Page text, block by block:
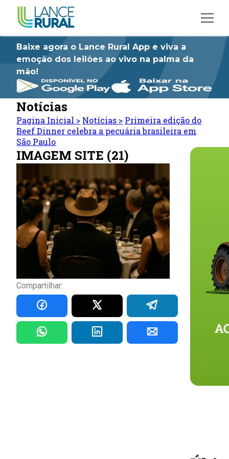
Baixe agora o Lance Rural App e viva a
emoção dos leilões ao vivo na palma da
mão!
Notícias
Pagina Inicial > Notícias > Primeira edição do
Beef Dinner celebra a pecuária brasileira em
São Paulo
IMAGEM SITE (21)
Compartilhar: